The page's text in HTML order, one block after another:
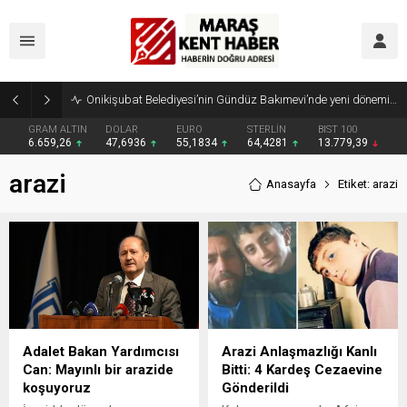
Onikişubat Belediyesi’nin Gündüz Bakımevi’nde yeni dönemin ön kayıtları başladı
GRAM ALTIN
6.659,26
DOLAR
47,6936
EURO
55,1834
STERLİN
64,4281
BIST 100
13.779,39
arazi Anasayfa Etiket: arazi
Adalet Bakan Yardımcısı
Can: Mayınlı bir arazide
koşuyoruz
Arazi Anlaşmazlığı Kanlı
Bitti: 4 Kardeş Cezaevine
Gönderildi